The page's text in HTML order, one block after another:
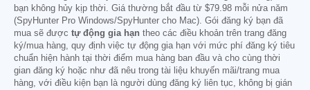
bạn không hủy kịp thời. Giá thường bắt đầu từ $79.98 mỗi nửa năm
(SpyHunter Pro Windows/SpyHunter cho Mac). Gói đăng ký bạn đã
mua sẽ được tự động gia hạn theo các điều khoản trên trang đăng
ký/mua hàng, quy định việc tự động gia hạn với mức phí đăng ký tiêu
chuẩn hiện hành tại thời điểm mua hàng ban đầu và cho cùng thời
gian đăng ký hoặc như đã nêu trong tài liệu khuyến mãi/trang mua
hàng, với điều kiện bạn là người dùng đăng ký liên tục, không bị gián